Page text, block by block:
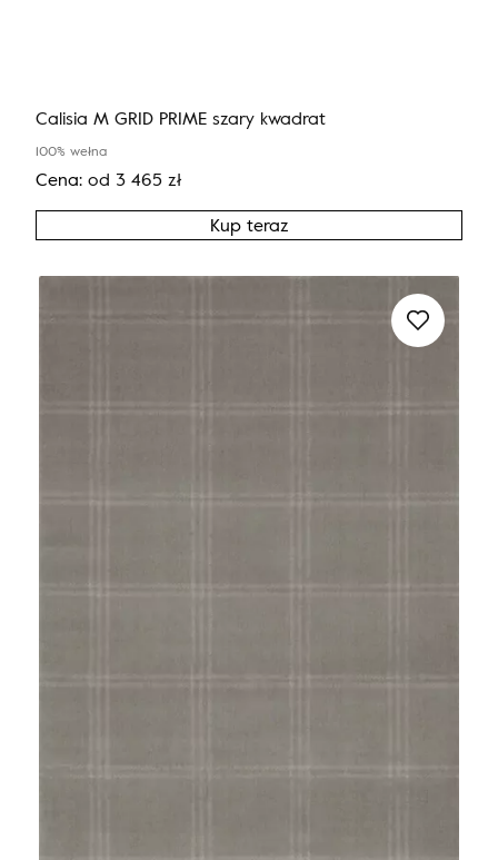
Calisia M GRID PRIME szary kwadrat
100% wełna
Cena: od 3 465 zł
Kup teraz